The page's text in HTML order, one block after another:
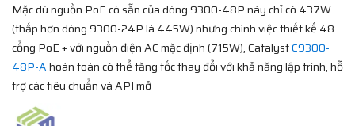
Mặc dù nguồn PoE có sẵn của dòng 9300-48P này chỉ có 437W
(thấp hơn dòng 9300-24P là 445W) nhưng chính việc thiết kế 48
cổng PoE + với nguồn điện AC mặc định (715W), CatalystC9300-
48P-Ahoàn toàn có thể tăng tốc thay đổi với khả năng lập trình, hỗ
trợ các tiêu chuẩn và API mở